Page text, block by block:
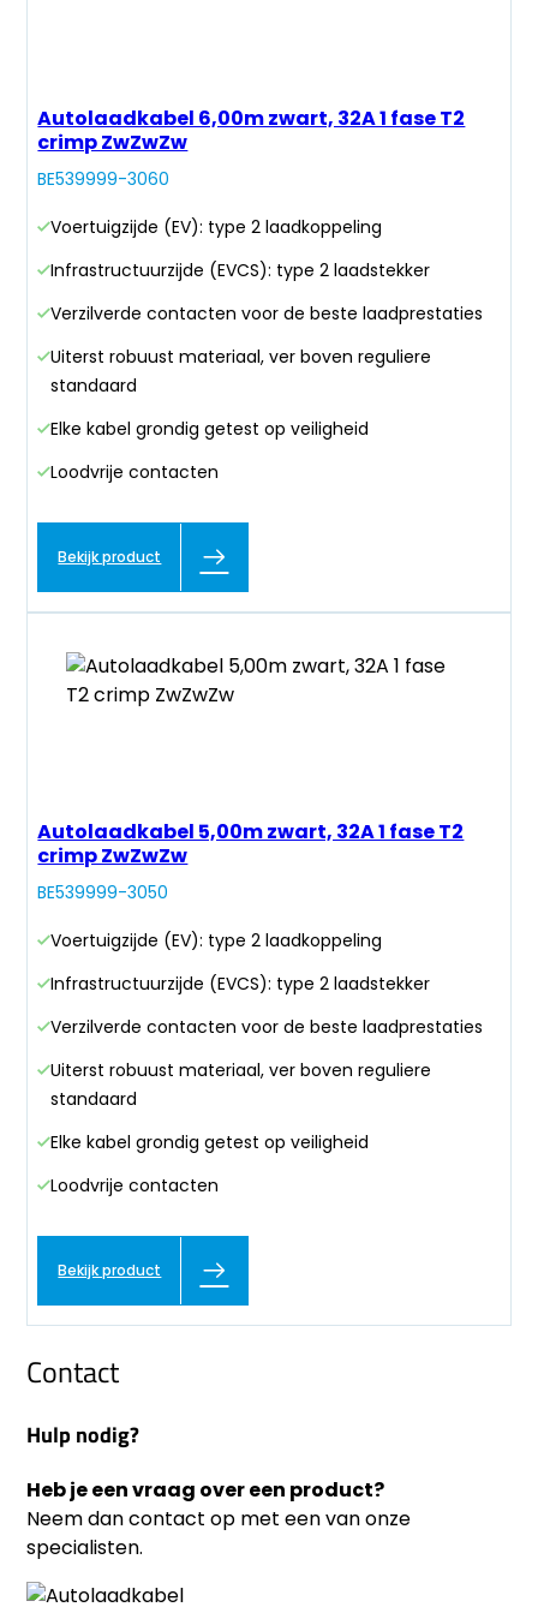
Autolaadkabel 6,00m zwart, 32A 1 fase T2
crimp ZwZwZw
BE539999-3060
Voertuigzijde (EV): type 2 laadkoppeling
Infrastructuurzijde (EVCS): type 2 laadstekker
Verzilverde contacten voor de beste laadprestaties
Uiterst robuust materiaal, ver boven reguliere
standaard
Elke kabel grondig getest op veiligheid
Loodvrije contacten
Bekijk product
Autolaadkabel 5,00m zwart, 32A 1 fase T2
crimp ZwZwZw
BE539999-3050
Voertuigzijde (EV): type 2 laadkoppeling
Infrastructuurzijde (EVCS): type 2 laadstekker
Verzilverde contacten voor de beste laadprestaties
Uiterst robuust materiaal, ver boven reguliere
standaard
Elke kabel grondig getest op veiligheid
Loodvrije contacten
Bekijk product
Contact
Hulp nodig?
Heb je een vraag over een product?
Neem dan contact op met een van onze
specialisten.